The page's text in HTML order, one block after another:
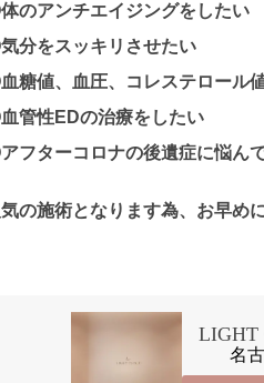
のアンチエイジングをしたい
分をスッキリさせたい
糖値、血圧、コレステロール
管性EDの治療をしたい
フターコロナの後遺症に悩
の施術となります為、お早め
LIGHT
名